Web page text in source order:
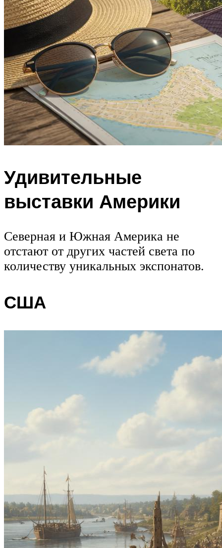
Удивительные
выставки Америки
Северная и Южная Америка не
отстают от других частей света по
количеству уникальных экспонатов.
США